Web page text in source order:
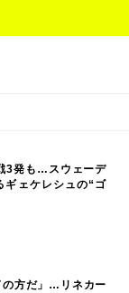
3発も…スウェーデ
ギェケレシュの“ゴ
の方だ」…リネカー